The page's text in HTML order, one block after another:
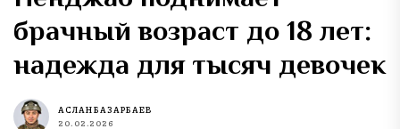
брачный возраст до 18 лет:
надежда для тысяч девочек
АСЛАН БАЗАРБАЕВ
20.02.2026